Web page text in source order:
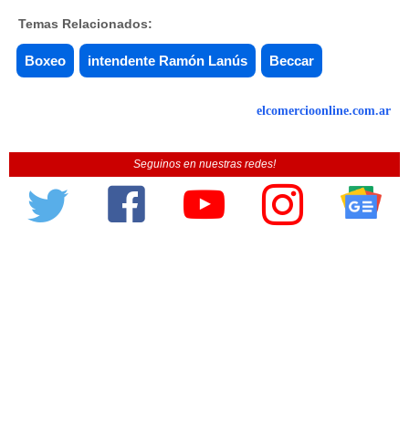
Temas Relacionados:
Boxeo intendente Ramón Lanús Beccar
elcomercioonline.com.ar
Seguinos en nuestras redes!